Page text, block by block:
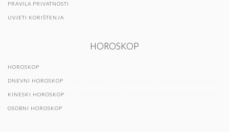
PRAVILA PRIVATNOSTI
UVJETI KORIŠTENJA
HOROSKOP
HOROSKOP
DNEVNI HOROSKOP
KINESKI HOROSKOP
OSOBNI HOROSKOP